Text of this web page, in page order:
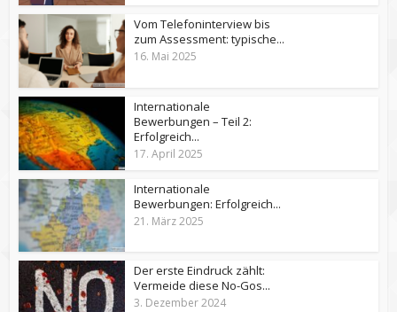
Vom Telefoninterview bis
zum Assessment: typische...
16. Mai 2025
Internationale
Bewerbungen – Teil 2:
Erfolgreich...
17. April 2025
Internationale
Bewerbungen: Erfolgreich...
21. März 2025
Der erste Eindruck zählt:
Vermeide diese No-Gos...
3. Dezember 2024